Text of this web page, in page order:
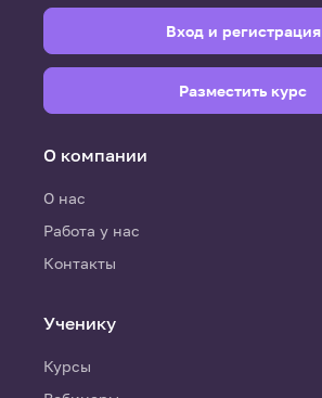
О компании
О нас
Работа у нас
Контакты
Ученику
Курсы
Вход и регистрация
Разместить курс